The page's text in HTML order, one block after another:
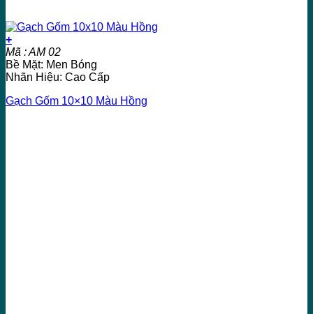
+
Mã : AM 02
Bề Mặt: Men Bóng
Nhãn Hiệu: Cao Cấp
Gạch Gốm 10×10 Màu Hồng